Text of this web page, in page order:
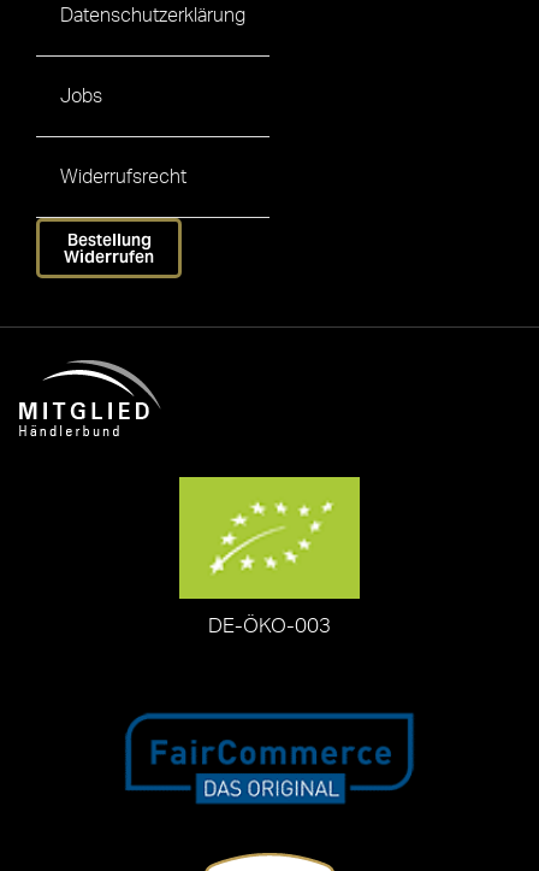
Datenschutzerklärung
Jobs
Widerrufsrecht
Bestellung
Widerrufen
DE-ÖKO-003